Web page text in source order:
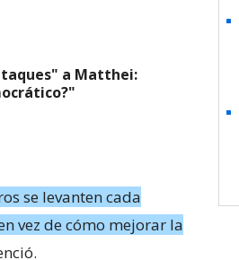
a Matthei:
se levanten cada
vez de cómo mejorar la